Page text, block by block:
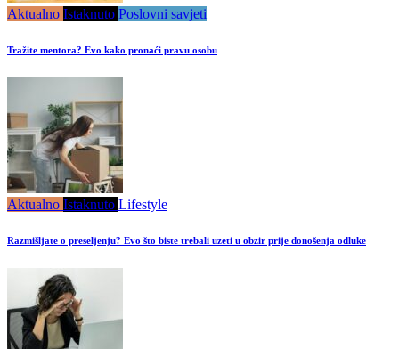
Aktualno Istaknuto Poslovni savjeti
Tražite mentora? Evo kako pronaći pravu osobu
Aktualno Istaknuto Lifestyle
Razmišljate o preseljenju? Evo što biste trebali uzeti u obzir prije donošenja odluke